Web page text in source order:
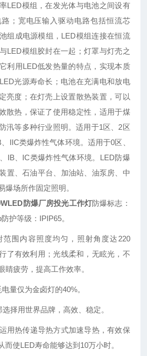
LED模组，在发光体与电池之间设有
；宽电压输入驱动电路包括恒流芯
组成电源模组，LED模组连接在恒流
LED模组胶封在一起；灯罩与灯壳之
利用LED低发热量的特点，实现本质
光源寿命长；电池在充满电和放电
亮度；在灯壳上设置散热装置，可以
散热，保证了使用稳定性，适用于煤
汛等多种行业照明。适用于1区、2区
IIC类爆炸性气体环境。适用于0区、
IB、IC类爆炸性气体环境。LED防爆
置、石油平台、加油站、油泵房、中
爆场所作固定照明。
防爆厂房投光工作灯防爆标志：
护等级：IPIP65。
围内容照度均匀，照射角度达220
了有效利用；光线柔和，无眩光，不
睛疲劳，提高工作效率。
量仅为金卤灯的40%。
择用世界品牌，高效、稳定。
用热传递导热方式加速导热，有效保
而使LED寿命能够达到10万小时。